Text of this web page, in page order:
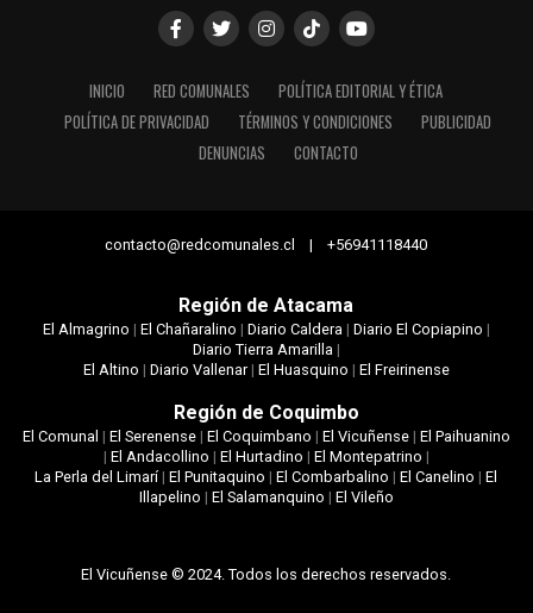
INICIO RED COMUNALES
POLÍTICA EDITORIAL Y ÉTICA
POLÍTICA DE PRIVACIDAD
TÉRMINOS Y CONDICIONES
PUBLICIDAD
DENUNCIAS
CONTACTO
contacto@redcomunales.cl | +56941118440
Región de Atacama
El Almagrino | El Chañaralino | Diario Caldera| Diario El Copiapino |
Diario Tierra Amarilla|
El Altino | Diario Vallenar| El Huasquino | El Freirinense
Región de Coquimbo
El Comunal | El Serenense| El Coquimbano | El Vicuñense| El Paihuanino
| El Andacollino | El Hurtadino | El Montepatrino |
La Perla del Limarí|El Punitaquino |El Combarbalino |El Canelino |El
Illapelino | El Salamanquino | El Vileño
El Vicuñense © 2024. Todos los derechos reservados.